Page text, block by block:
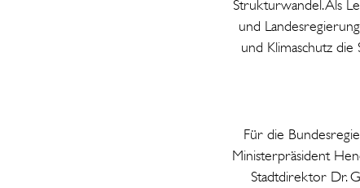
Strukturwandel. Als
und
und Klimaschutz
Für die
Ministerpräsident
Stadtdirektor Dr.